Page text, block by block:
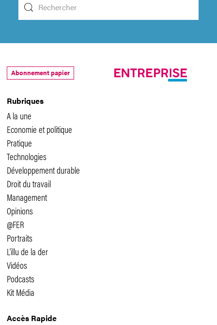
Rubriques
A la une
Economie et politique
Pratique
Technologies
Développement durable
Droit du travail
Management
Opinions
@FER
Portraits
L'illu de la der
Vidéos
Podcasts
Kit Média
Accès Rapide
Abonnement papier